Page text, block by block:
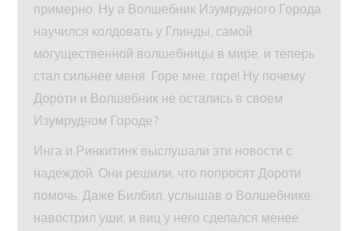
примерно. Ну а Волшебник Изумрудного Города
научился колдовать у Глинды, самой
могущественной волшебницы в мире, и теперь
стал сильнее меня. Горе мне, горе! Ну почему
Дороти и Волшебник не остались в своем
Изумрудном Городе?
Инга и Ринкитинк выслушали эти новости с
надеждой. Они решили, что попросят Дороти
помочь. Даже Билбил, услышав о Волшебнике,
навострил уши, и виц у него сделался менее